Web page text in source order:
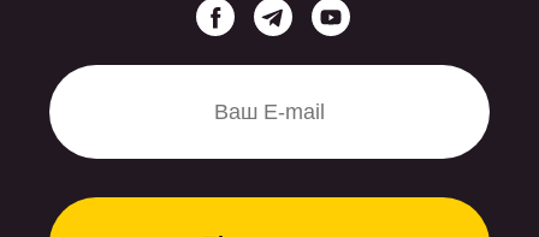
турецьку інфраструктуру. Для
цього потрібен мінімум
політичної. Саме так варто
у відносинах з Москвою. І Баку, і